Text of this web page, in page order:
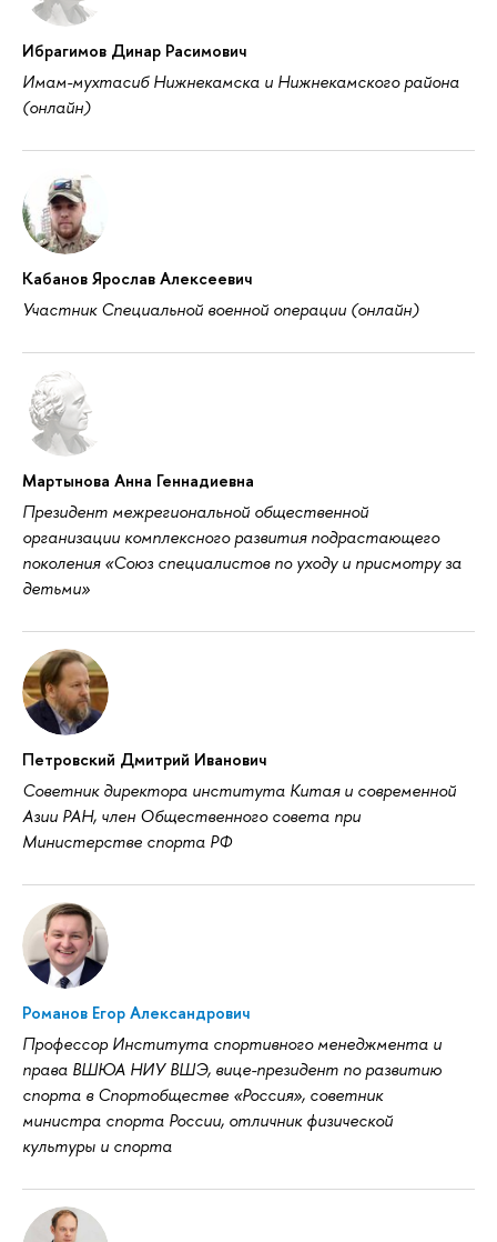
Ибрагимов Динар Расимович
Имам-мухтасиб Нижнекамска и Нижнекамского района
(онлайн)
Кабанов Ярослав Алексеевич
Участник Специальной военной операции (онлайн)
Мартынова Анна Геннадиевна
Президент межрегиональной общественной
организации комплексного развития подрастающего
поколения «Союз специалистов по уходу и присмотру за
детьми»
Петровский Дмитрий Иванович
Советник директора института Китая и современной
Азии РАН, член Общественного совета при
Министерстве спорта РФ
Романов Егор Александрович
Профессор Института спортивного менеджмента и
права ВШЮА НИУ ВШЭ, вице-президент по развитию
спорта в Спортобществе «Россия», советник
министра спорта России, отличник физической
культуры и спорта